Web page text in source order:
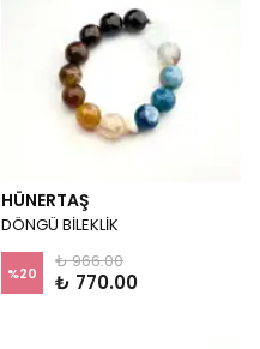
HÜNERTAŞ
DÖNGÜ BİLEKLİK
%20
₺ 966.00
₺ 770.00